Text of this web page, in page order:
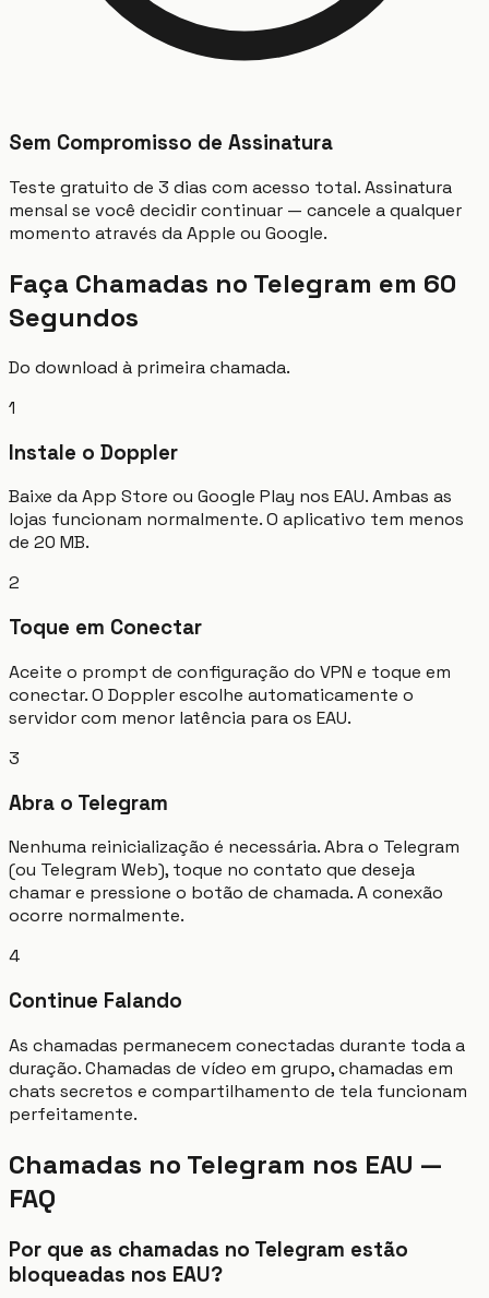
Sem Compromisso de Assinatura
Teste gratuito de 3 dias com acesso total. Assinatura
mensal se você decidir continuar — cancele a qualquer
momento através da Apple ou Google.
Faça Chamadas no Telegram em 60
Segundos
Do download à primeira chamada.
1
Instale o Doppler
Baixe da App Store ou Google Play nos EAU. Ambas as
lojas funcionam normalmente. O aplicativo tem menos
de 20 MB.
2
Toque em Conectar
Aceite o prompt de configuração do VPN e toque em
conectar. O Doppler escolhe automaticamente o
servidor com menor latência para os EAU.
3
Abra o Telegram
Nenhuma reinicialização é necessária. Abra o Telegram
(ou Telegram Web), toque no contato que deseja
chamar e pressione o botão de chamada. A conexão
ocorre normalmente.
4
Continue Falando
As chamadas permanecem conectadas durante toda a
duração. Chamadas de vídeo em grupo, chamadas em
chats secretos e compartilhamento de tela funcionam
perfeitamente.
Chamadas no Telegram nos EAU —
FAQ
Por que as chamadas no Telegram estão
bloqueadas nos EAU?